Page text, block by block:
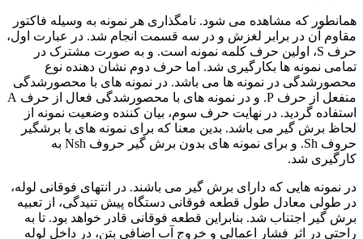
همانطور که مشاهده می شود. نامگذاری هر نمونه به وسیله فاکتور
مقاوم آن در برابر لغزش و در سه قسمت انجام شد. در عبارت اول،
حرف S، اولین حرف کلمه نمونه است. و به صورت مشترک در
تمامی نمونه ها بکارگیری شد. اما حرف دوم نشان دهنده نوع
محصورشدگی در نمونه ها می باشد. در نمونه های با محصورشدگی
منفعل از حرف P. و در نمونه های با محصورشدگی فعال از حرف A
استفاده گردید. در نهایت حرف سوم، بیان کننده وضعیت نمونه از
لحاظ برش گیر می باشد. بدین معنا که برای نمونه های با برشگیر
حروف Sh. و برای نمونه های بدون برش گیر حروف Nsh به
کارگیری شد.
در نمونه هایی که دارای برش گیر می باشند. در انتهای فوقانی لوله،
در طولی معادل طول قطعه فوقانی دستگاه پیش تنیدگی، از تعبیه
برش گیر اجتناب شد. بنابراین قطعه فوقانی قادر خواهد بود. تا به
راحتی در اثر فشار اعمالی و خروج آب اضافی بتن، در داخل لوله